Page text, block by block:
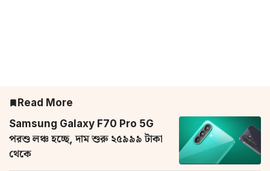
Read More
Samsung Galaxy F70 Pro 5G
পরশু লঞ্চ হচ্ছে, দাম শুরু ২৫৯৯৯ টাকা
থেকে